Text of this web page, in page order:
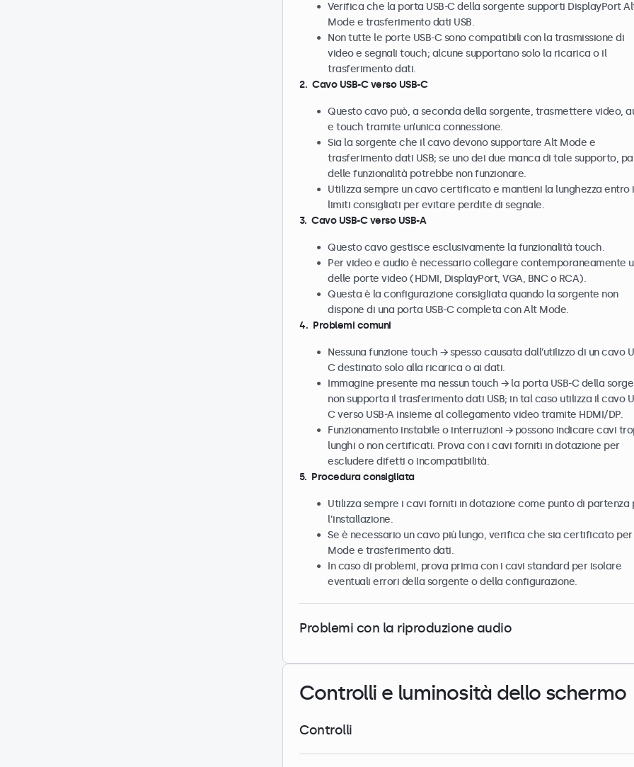
Verifica che la porta USB-C della sorgente supporti DisplayPort
Mode e trasferimento dati USB.
Non tutte le porte USB-C sono compatibili con la trasmissione di
video e segnali touch; alcune supportano solo la ricarica o il
trasferimento dati.
2. Cavo USB-C verso USB-C
Questo cavo può, a seconda della sorgente, trasmettere video,
e touch tramite un’unica connessione.
Sia la sorgente che il cavo devono supportare Alt Mode e
trasferimento dati USB; se uno dei due manca di tale supporto,
delle funzionalità potrebbe non funzionare.
Utilizza sempre un cavo certificato e mantieni la lunghezza entro i
limiti consigliati per evitare perdite di segnale.
3. Cavo USB-C verso USB-A
Questo cavo gestisce esclusivamente la funzionalità touch.
Per video e audio è necessario collegare contemporaneamente
delle porte video (HDMI, DisplayPort, VGA, BNC o RCA).
Questa è la configurazione consigliata quando la sorgente non
dispone di una porta USB-C completa con Alt Mode.
4. Problemi comuni
Nessuna funzione touch → spesso causata dall’utilizzo di un cavo
C destinato solo alla ricarica o ai dati.
Immagine presente ma nessun touch → la porta USB-C della
non supporta il trasferimento dati USB; in tal caso utilizza il cavo
C verso USB-A insieme al collegamento video tramite HDMI/DP.
Funzionamento instabile o interruzioni → possono indicare cavi
lunghi o non certificati. Prova con i cavi forniti in dotazione per
escludere difetti o incompatibilità.
5. Procedura consigliata
Utilizza sempre i cavi forniti in dotazione come punto di partenza
l’installazione.
Se è necessario un cavo più lungo, verifica che sia certificato
Mode e trasferimento dati.
In caso di problemi, prova prima con i cavi standard per isolare
eventuali errori della sorgente o della configurazione.
Problemi con la riproduzione audio
Controlli e luminosità dello schermo
Controlli